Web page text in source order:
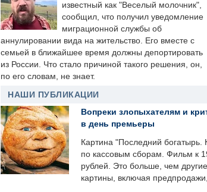
известный как "Веселый молочник",
сообщил, что получил уведомление
миграционной службы об
аннулировании вида на жительство. Его вместе с
семьей в ближайшее время должны депортировать
из России. Что стало причиной такого решения, он,
по его словам, не знает.
НАШИ ПУБЛИКАЦИИ
Вопреки злопыхателям и
в день премьеры
Картина "Последний богатырь.
по кассовым сборам. Фильм к
рублей. Это больше, чем
картины, включая